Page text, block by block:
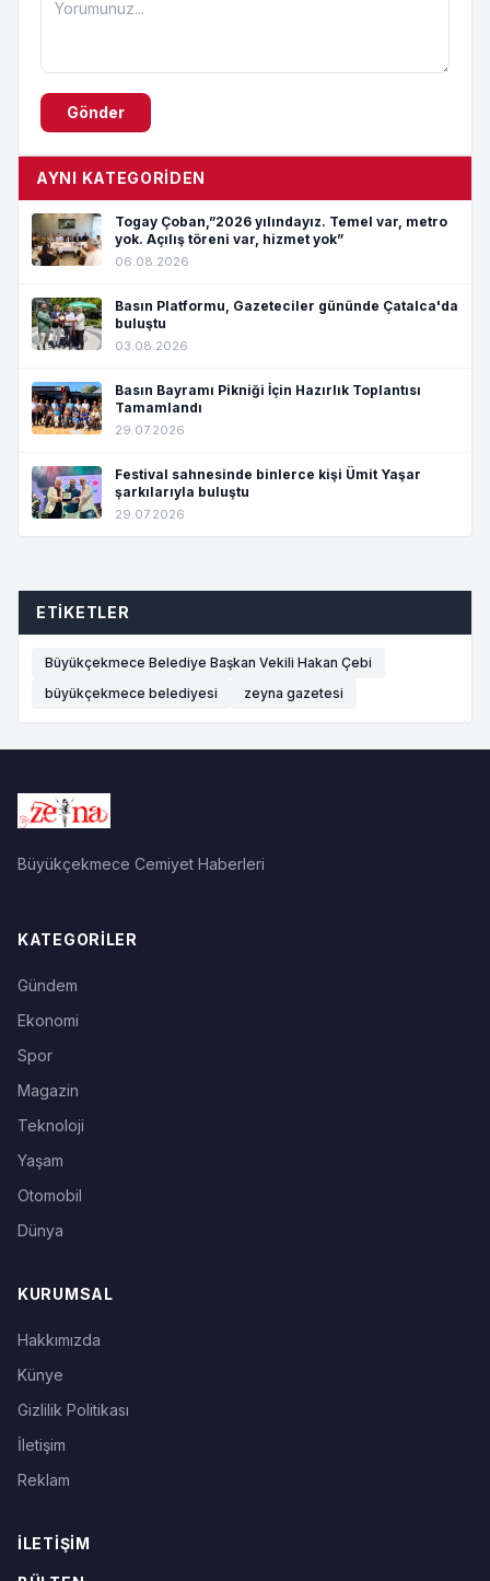
Gönder
AYNI KATEGORIDEN
Togay Çoban,”2026 yılındayız. Temel var, metro
yok. Açılış töreni var, hizmet yok”
06.08.2026
Basın Platformu, Gazeteciler gününde Çatalca'da
buluştu
03.08.2026
Basın Bayramı Pikniği İçin Hazırlık Toplantısı
Tamamlandı
29.07.2026
Festival sahnesinde binlerce kişi Ümit Yaşar
şarkılarıyla buluştu
29.07.2026
ETIKETLER
Büyükçekmece Belediye Başkan Vekili Hakan Çebi
büyükçekmece belediyesi
zeyna gazetesi
Büyükçekmece Cemiyet Haberleri
KATEGORILER
Gündem
Ekonomi
Spor
Magazin
Teknoloji
Yaşam
Otomobil
Dünya
KURUMSAL
Hakkımızda
Künye
Gizlilik Politikası
İletişim
Reklam
İLETIŞIM